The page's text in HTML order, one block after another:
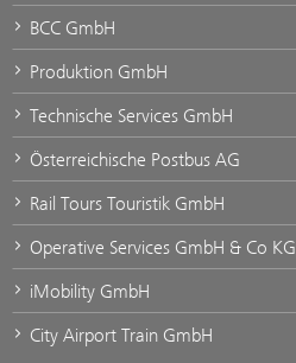
BCC GmbH
Produktion GmbH
Technische Services GmbH
Österreichische Postbus AG
Rail Tours Touristik GmbH
Operative Services GmbH & Co KG
iMobility GmbH
City Airport Train GmbH